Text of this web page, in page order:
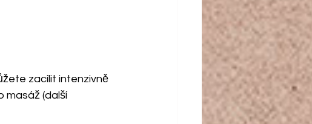
zacílit intenzivně
masáž (další